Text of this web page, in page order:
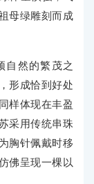
母绿雕刻而成
自然的繁茂之
形成恰到好处
样体现在丰盈
采用传统串珠
胸针佩戴时移
佛呈现一棵以